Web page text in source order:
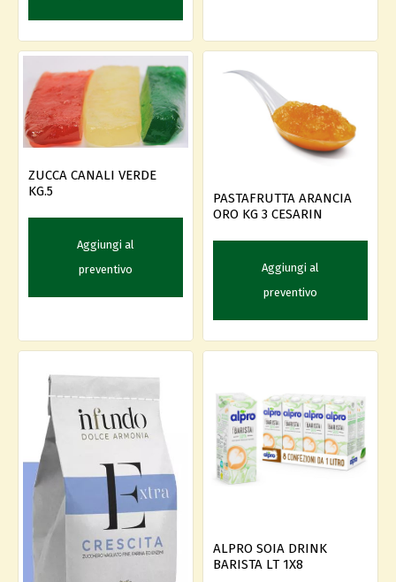
ZUCCA CANALI VERDE
KG.5
Aggiungi al
preventivo
PASTAFRUTTA ARANCIA
ORO KG 3 CESARIN
Aggiungi al
preventivo
ALPRO SOIA DRINK
BARISTA LT 1X8